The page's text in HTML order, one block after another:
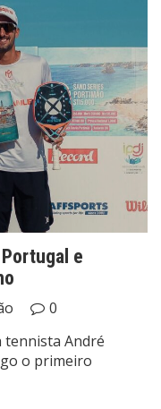
e
0
tennista André
o primeiro